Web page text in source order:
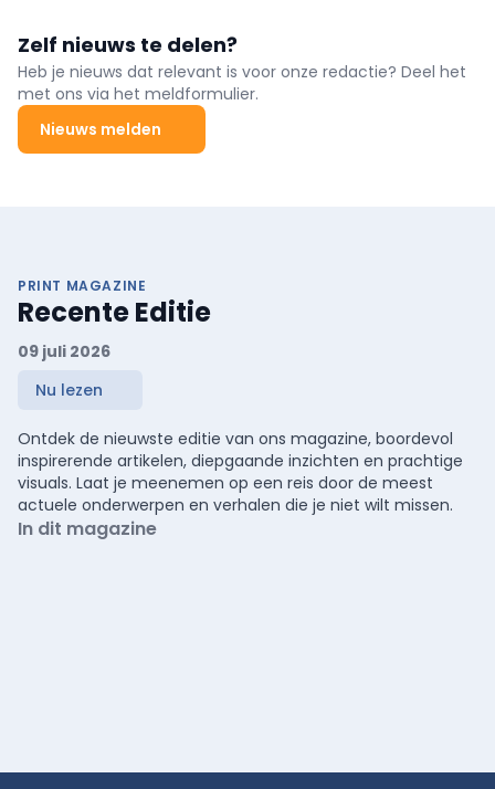
Zelf nieuws te delen?
Heb je nieuws dat relevant is voor onze redactie? Deel het
met ons via het meldformulier.
Nieuws melden
PRINT MAGAZINE
Recente Editie
09 juli 2026
Nu lezen
Ontdek de nieuwste editie van ons magazine, boordevol
inspirerende artikelen, diepgaande inzichten en prachtige
visuals. Laat je meenemen op een reis door de meest
actuele onderwerpen en verhalen die je niet wilt missen.
In dit magazine